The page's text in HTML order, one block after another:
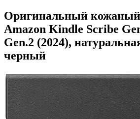
Оригинальный кожаный
Amazon Kindle Scribe
Gen.2 (2024),
черный